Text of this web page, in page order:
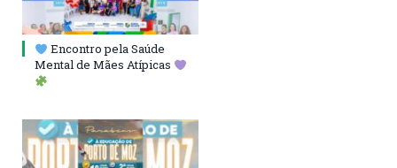
Encontro pela Saúde
Mental de Mães Atípicas